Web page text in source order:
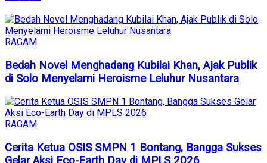
RAGAM
Bedah Novel Menghadang Kubilai Khan, Ajak Publik
di Solo Menyelami Heroisme Leluhur Nusantara
RAGAM
Cerita Ketua OSIS SMPN 1 Bontang, Bangga Sukses